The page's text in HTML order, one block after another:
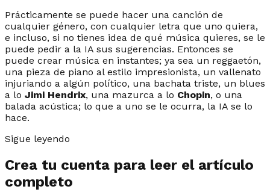
Prácticamente se puede hacer una canción de
cualquier género, con cualquier letra que uno quiera,
e incluso, si no tienes idea de qué música quieres, se le
puede pedir a la IA sus sugerencias. Entonces se
puede crear música en instantes; ya sea un reggaetón,
una pieza de piano al estilo impresionista, un vallenato
injuriando a algún político, una bachata triste, un blues
a lo Jimi Hendrix, una mazurca a lo Chopin, o una
balada acústica; lo que a uno se le ocurra, la IA se lo
hace.
Sigue leyendo
Crea tu cuenta para leer el artículo
completo